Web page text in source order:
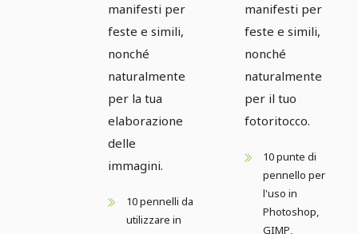
manifesti per
feste e simili,
nonché
naturalmente
per la tua
elaborazione
delle
immagini.
10 pennelli da
utilizzare in
manifesti per
feste e simili,
nonché
naturalmente
per il tuo
fotoritocco.
10 punte di
pennello per
l'uso in
Photoshop,
GIMP,